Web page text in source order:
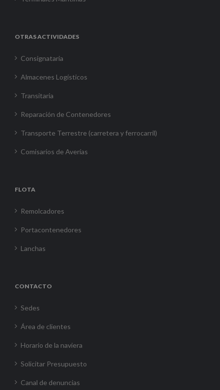
OTRAS ACTIVIDADES
Consignataria
Almacenes Logísticos
Transitaria
Reparación de Contenedores
Transporte Terrestre (carretera y ferrocarril)
Comisarios de Averías
FLOTA
Remolcadores
Portacontenedores
Lanchas
CONTACTO
Sedes
Área de clientes
Horario de la naviera
Solicitar Presupuesto
Canal de denuncias